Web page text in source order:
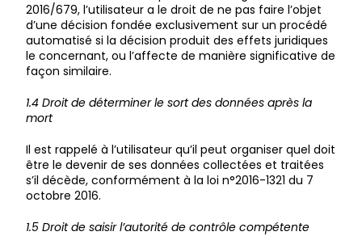
2016/679, l’utilisateur a le droit de ne pas faire l’objet
d’une décision fondée exclusivement sur un procédé
automatisé si la décision produit des effets juridiques
le concernant, ou l’affecte de manière significative de
façon similaire.
1.4 Droit de déterminer le sort des données après la
mort
Il est rappelé à l’utilisateur qu’il peut organiser quel doit
être le devenir de ses données collectées et traitées
s’il décède, conformément à la loi n°2016-1321 du 7
octobre 2016.
1.5 Droit de saisir l’autorité de contrôle compétente